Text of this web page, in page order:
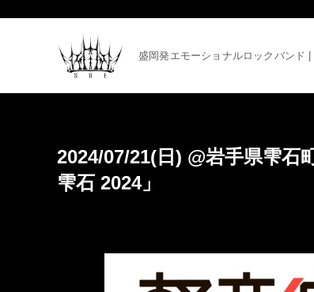
盛岡発エモーショナルロックバンド |
2024/07/21(日) @岩手県雫石
雫石 2024」